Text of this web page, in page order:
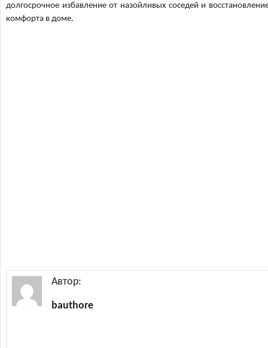
долгосрочное избавление от назойливых соседей и
комфорта в доме.
Автор:
bauthore